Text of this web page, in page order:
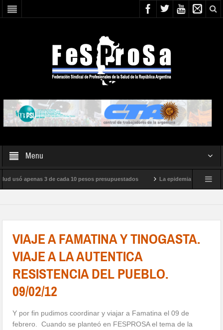
Menu
apenas 3 de cada 10 pesos presupuestados La epidemia de influenza
VIAJE A FAMATINA Y TINOGASTA.
VIAJE A LA AUTENTICA
RESISTENCIA DEL PUEBLO.
09/02/12
Y por fin pudimos coordinar y viajar a Famatina el 09 de
febrero. Cuando se planteó en FESPROSA el tema de la